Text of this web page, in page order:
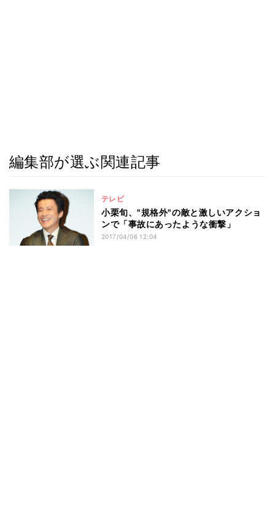
編集部が選ぶ関連記事
テレビ
小栗旬、"規格外"の敵と激しいアクショ
ンで「事故にあったような衝撃」
2017/04/06 12:04